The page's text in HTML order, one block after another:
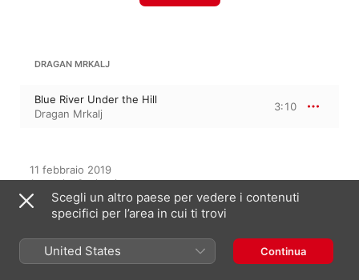
DRAGAN MRKALJ
Blue River Under the Hill
Dragan Mrkalj
3:10
11 febbraio 2019
1 traccia, 3 minuti
℗ 2019 Dragan Mrkalj
In questo album
Scegli un altro paese per vedere i contenuti
specifici per l’area in cui ti trovi
United States Continua